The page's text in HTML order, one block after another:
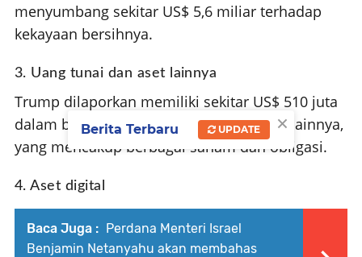
menyumbang sekitar US$ 5,6 miliar terhadap
kekayaan bersihnya.
3. Uang tunai dan aset lainnya
Trump dilaporkan memiliki sekitar US$ 510 juta
dalam bentuk uang tunai dan asetlikuid lainnya,
yang mencakup berbagai saham dan obligasi.
4. Aset digital
Baca Juga : Perdana Menteri Israel
Benjamin Netanyahu akan membahas
×
Berita Terbaru UPDATE